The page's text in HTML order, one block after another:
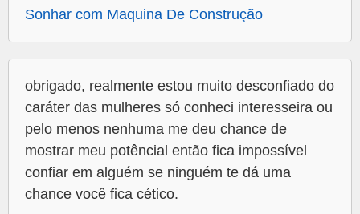
Sonhar com Maquina De Construção
obrigado, realmente estou muito desconfiado do
caráter das mulheres só conheci interesseira ou
pelo menos nenhuma me deu chance de
mostrar meu potêncial então fica impossível
confiar em alguém se ninguém te dá uma
chance você fica cético.